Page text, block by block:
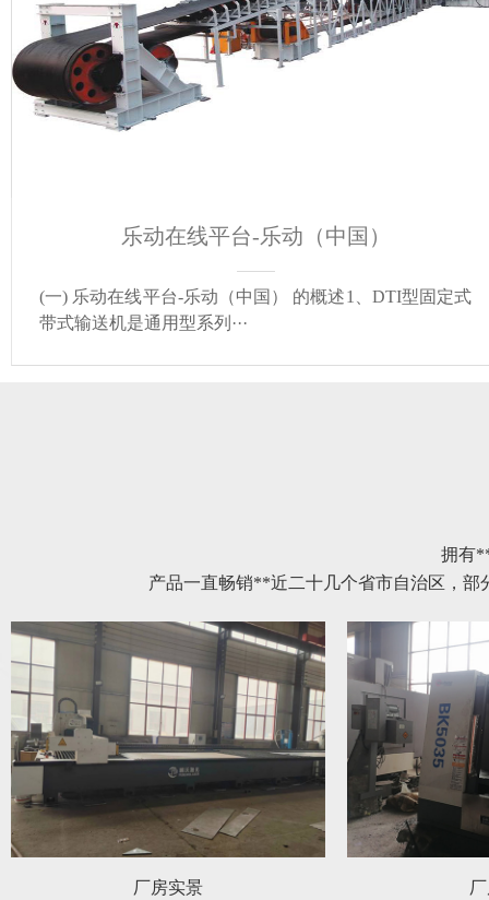
乐动在线平台-乐动（中国）
(一) 乐动在线平台-乐动（中国） 的概述1、DTI型固定式
带式输送机是通用型系列···
拥有
产品一直畅销**近二十几个省市自治区，
厂房实景